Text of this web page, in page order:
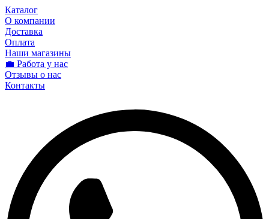
Каталог
О компании
Доставка
Оплата
Наши магазины
💼 Работа у нас
Отзывы о нас
Контакты